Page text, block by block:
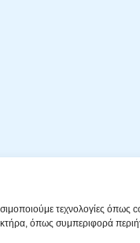
τεχνολογίες
όπως συμπεριφορά